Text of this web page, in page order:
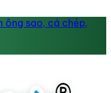
ông sao, cá chép,